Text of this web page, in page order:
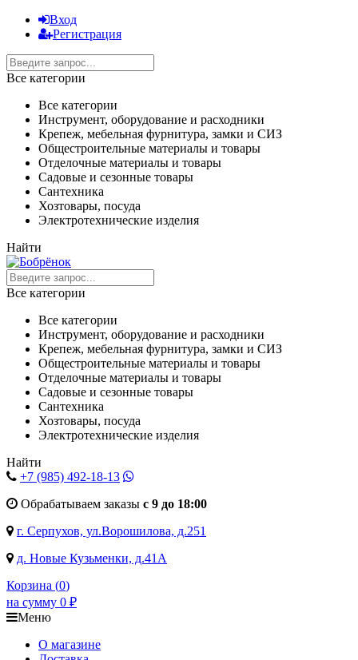
Вход
Регистрация
Все категории
Все категории
Инструмент, оборудование и расходники
Крепеж, мебельная фурнитура, замки и СИЗ
Общестроительные материалы и товары
Отделочные материалы и товары
Садовые и сезонные товары
Сантехника
Хозтовары, посуда
Электротехнические изделия
Найти
Все категории
Все категории
Инструмент, оборудование и расходники
Крепеж, мебельная фурнитура, замки и СИЗ
Общестроительные материалы и товары
Отделочные материалы и товары
Садовые и сезонные товары
Сантехника
Хозтовары, посуда
Электротехнические изделия
Найти
+7 (985) 492-18-13
Обрабатываем заказы с 9 до 18:00
г. Серпухов, ул.Ворошилова, д.251
д. Новые Кузьменки, д.41А
Корзина (0)
на сумму 0 ₽
Меню
О магазине